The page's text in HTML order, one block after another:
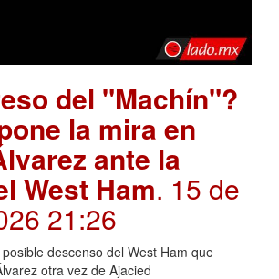
del "Machín"?
la mira en
ante la
West Ham. 15 de
21:26
descenso del West Ham que
otra vez de Ajacied